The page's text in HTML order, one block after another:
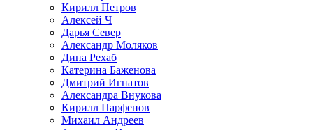
Кирилл Петров
Алексей Ч
Дарья Север
Александр Моляков
Дина Рехаб
Катерина Баженова
Дмитрий Игнатов
Александра Внукова
Кирилл Парфенов
Михаил Андреев